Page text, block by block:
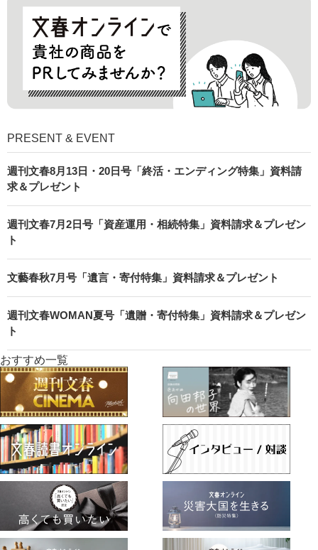
PRESENT & EVENT
週刊文春8月13日・20日号「終活・エンディング特集」資料請
求＆プレゼント
週刊文春7月2日号「資産運用・相続特集」資料請求＆プレゼン
ト
文藝春秋7月号「遺言・寄付特集」資料請求＆プレゼント
週刊文春WOMAN夏号「遺贈・寄付特集」資料請求＆プレゼン
ト
おすすめ一覧